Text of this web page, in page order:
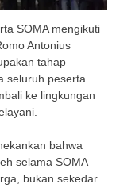
SOMA mengikuti
Antonius
tahap
seluruh peserta
ke lingkungan
bahwa
selama SOMA
bukan sekedar